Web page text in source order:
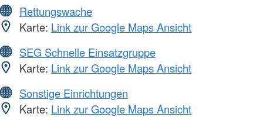
Rettungswache
Karte: Link zur Google Maps Ansicht
SEG Schnelle Einsatzgruppe
Karte: Link zur Google Maps Ansicht
Sonstige Einrichtungen
Karte: Link zur Google Maps Ansicht